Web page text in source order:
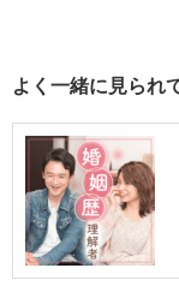
よく一緒に見られ